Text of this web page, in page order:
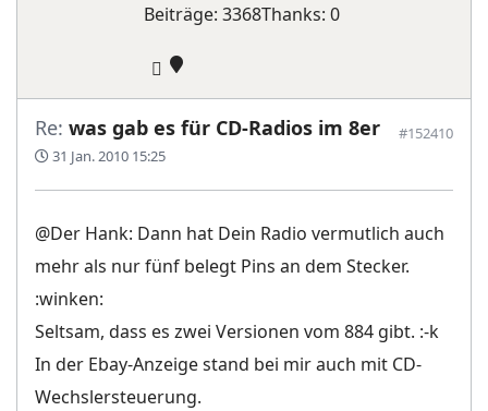
Beiträge: 3368Thanks: 0
Re: was gab es für CD-Radios im 8er
31 Jan. 2010 15:25
#152410
@Der Hank: Dann hat Dein Radio vermutlich auch
mehr als nur fünf belegt Pins an dem Stecker.
:winken:
Seltsam, dass es zwei Versionen vom 884 gibt. :-k
In der Ebay-Anzeige stand bei mir auch mit CD-
Wechslersteuerung.